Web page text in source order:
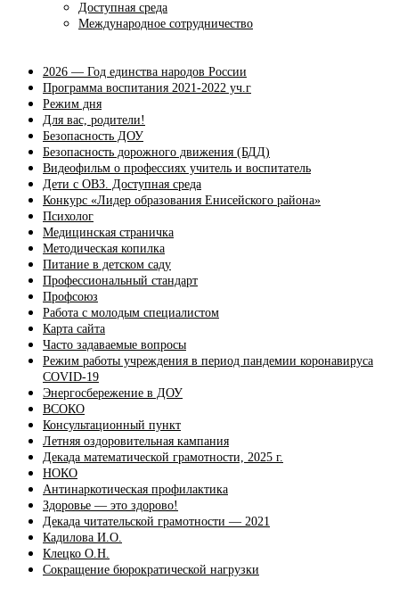
Доступная среда
Международное сотрудничество
2026 — Год единства народов России
Программа воспитания 2021-2022 уч.г
Режим дня
Для вас, родители!
Безопасность ДОУ
Безопасность дорожного движения (БДД)
Видеофильм о профессиях учитель и воспитатель
Дети с ОВЗ. Доступная среда
Конкурс «Лидер образования Енисейского района»
Психолог
Медицинская страничка
Методическая копилка
Питание в детском саду
Профессиональный стандарт
Профсоюз
Работа с молодым специалистом
Карта сайта
Часто задаваемые вопросы
Режим работы учреждения в период пандемии коронавируса
COVID-19
Энергосбережение в ДОУ
ВСОКО
Консультационный пункт
Летняя оздоровительная кампания
Декада математической грамотности, 2025 г.
НОКО
Антинаркотическая профилактика
Здоровье — это здорово!
Декада читательской грамотности — 2021
Кадилова И.О.
Клецко О.Н.
Сокращение бюрократической нагрузки